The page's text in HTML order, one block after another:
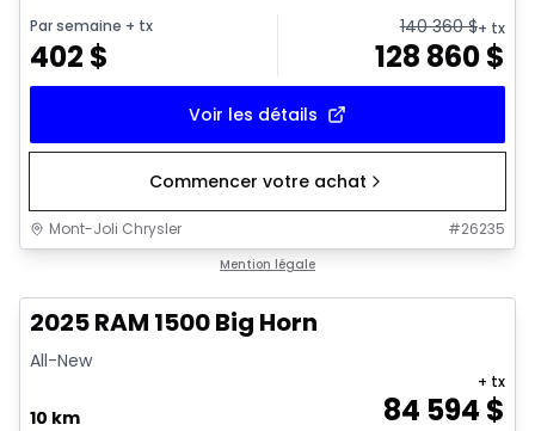
Par semaine + tx
402 $
140 360$+ tx
128 860$
Voir les détails
Commencer votre achat
Mont-Joli Chrysler #26235
Mention légale
2025 RAM 1500 Big Horn
All-New
10 km 84 594 $
+ tx